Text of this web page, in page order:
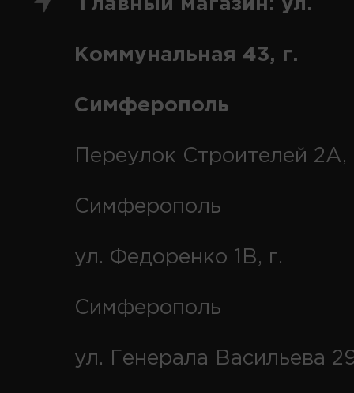
Главный магазин: ул.
Коммунальная 43, г.
Симферополь
Переулок Строителей 2А,
Симферополь
ул. Федоренко 1В, г.
Симферополь
ул. Генерала Васильева